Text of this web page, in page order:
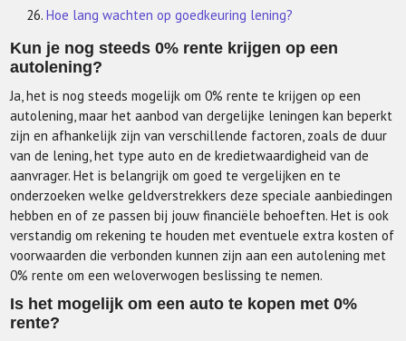
Hoe lang wachten op goedkeuring lening?
Kun je nog steeds 0% rente krijgen op een
autolening?
Ja, het is nog steeds mogelijk om 0% rente te krijgen op een
autolening, maar het aanbod van dergelijke leningen kan beperkt
zijn en afhankelijk zijn van verschillende factoren, zoals de duur
van de lening, het type auto en de kredietwaardigheid van de
aanvrager. Het is belangrijk om goed te vergelijken en te
onderzoeken welke geldverstrekkers deze speciale aanbiedingen
hebben en of ze passen bij jouw financiële behoeften. Het is ook
verstandig om rekening te houden met eventuele extra kosten of
voorwaarden die verbonden kunnen zijn aan een autolening met
0% rente om een weloverwogen beslissing te nemen.
Is het mogelijk om een auto te kopen met 0%
rente?